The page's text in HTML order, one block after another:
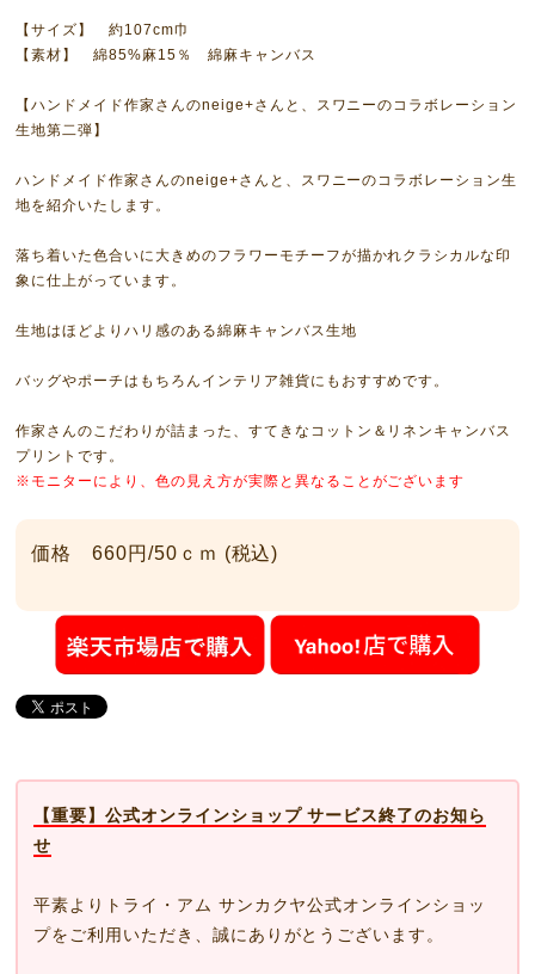
【サイズ】 約107cm巾
【素材】 綿85%麻15％ 綿麻キャンバス
【ハンドメイド作家さんのneige+さんと、スワニーのコラボレーション
生地第二弾】
ハンドメイド作家さんのneige+さんと、スワニーのコラボレーション生
地を紹介いたします。
落ち着いた色合いに大きめのフラワーモチーフが描かれクラシカルな印
象に仕上がっています。
生地はほどよりハリ感のある綿麻キャンバス生地
バッグやポーチはもちろんインテリア雑貨にもおすすめです。
作家さんのこだわりが詰まった、すてきなコットン＆リネンキャンバス
プリントです。
※モニターにより、色の見え方が実際と異なることがございます
価格 660円/50ｃｍ (税込)
【重要】公式オンラインショップ サービス終了のお知ら
せ
平素よりトライ・アム サンカクヤ公式オンラインショッ
プをご利用いただき、誠にありがとうございます。